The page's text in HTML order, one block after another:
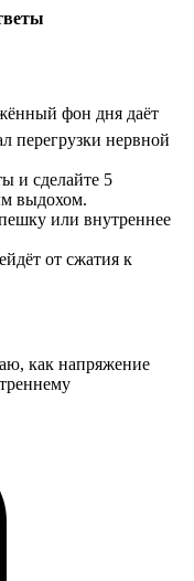
фон дня даёт
перегрузки нервной
и сделайте 5
выдохом.
или внутреннее
от сжатия к
как напряжение